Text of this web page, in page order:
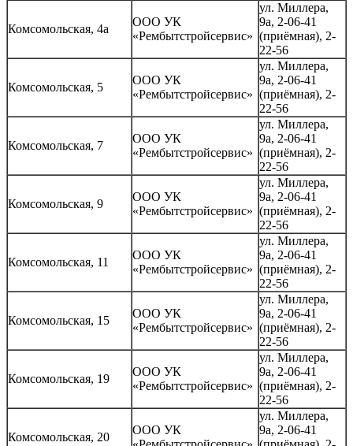
Комсомольская, 4а
ООО УК
«Рембытстройсервис»
ул. Миллера,
9а, 2-06-41
(приёмная), 2-
22-56
Комсомольская, 5
ООО УК
«Рембытстройсервис»
ул. Миллера,
9а, 2-06-41
(приёмная), 2-
22-56
Комсомольская, 7
ООО УК
«Рембытстройсервис»
ул. Миллера,
9а, 2-06-41
(приёмная), 2-
22-56
Комсомольская, 9
ООО УК
«Рембытстройсервис»
ул. Миллера,
9а, 2-06-41
(приёмная), 2-
22-56
Комсомольская, 11
ООО УК
«Рембытстройсервис»
ул. Миллера,
9а, 2-06-41
(приёмная), 2-
22-56
Комсомольская, 15
ООО УК
«Рембытстройсервис»
ул. Миллера,
9а, 2-06-41
(приёмная), 2-
22-56
Комсомольская, 19
ООО УК
«Рембытстройсервис»
ул. Миллера,
9а, 2-06-41
(приёмная), 2-
22-56
Комсомольская, 20
ООО УК
ул. Миллера,
9а, 2-06-41